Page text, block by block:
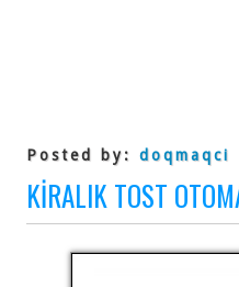
Posted by: doqmaqci
KIRALIK TOST